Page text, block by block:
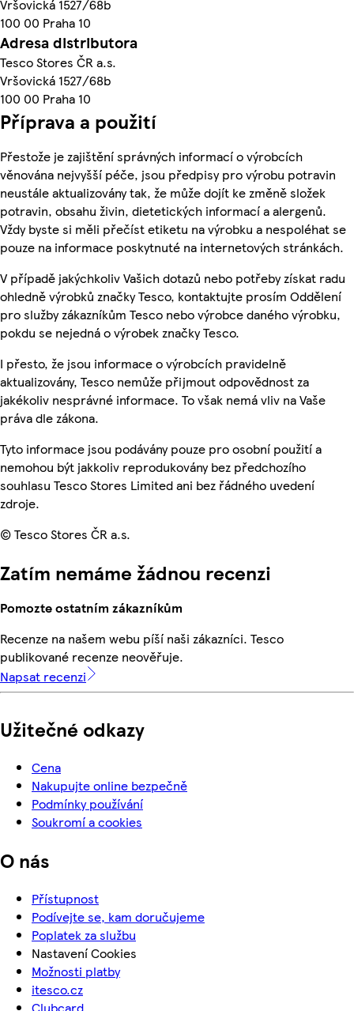
Vršovická 1527/68b
100 00 Praha 10
Adresa distributora
Tesco Stores ČR a.s.
Vršovická 1527/68b
100 00 Praha 10
Příprava a použití
Přestože je zajištění správných informací o výrobcích
věnována nejvyšší péče, jsou předpisy pro výrobu potravin
neustále aktualizovány tak, že může dojít ke změně složek
potravin, obsahu živin, dietetických informací a alergenů.
Vždy byste si měli přečíst etiketu na výrobku a nespoléhat se
pouze na informace poskytnuté na internetových stránkách.
V případě jakýchkoliv Vašich dotazů nebo potřeby získat radu
ohledně výrobků značky Tesco, kontaktujte prosím Oddělení
pro služby zákazníkům Tesco nebo výrobce daného výrobku,
pokdu se nejedná o výrobek značky Tesco.
I přesto, že jsou informace o výrobcích pravidelně
aktualizovány, Tesco nemůže přijmout odpovědnost za
jakékoliv nesprávné informace. To však nemá vliv na Vaše
práva dle zákona.
Tyto informace jsou podávány pouze pro osobní použití a
nemohou být jakkoliv reprodukovány bez předchozího
souhlasu Tesco Stores Limited ani bez řádného uvedení
zdroje.
© Tesco Stores ČR a.s.
Zatím nemáme žádnou recenzi
Pomozte ostatním zákazníkům
Recenze na našem webu píší naši zákazníci. Tesco
publikované recenze neověřuje.
Napsat recenzi
Užitečné odkazy
Cena
Nakupujte online bezpečně
Podmínky používání
Soukromí a cookies
O nás
Přístupnost
Podívejte se, kam doručujeme
Poplatek za službu
Nastavení Cookies
Možnosti platby
itesco.cz